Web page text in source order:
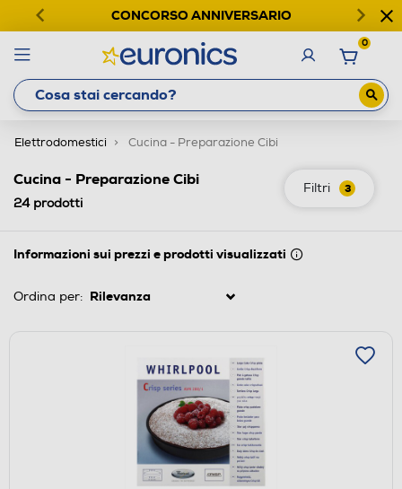
CONCORSO ANNIVERSARIO
0
Elettrodomestici Cucina - Preparazione Cibi
Filtri 3
Cucina - Preparazione Cibi
24prodotti
Informazioni sui prezzi e prodotti visualizzati
Ordina per: